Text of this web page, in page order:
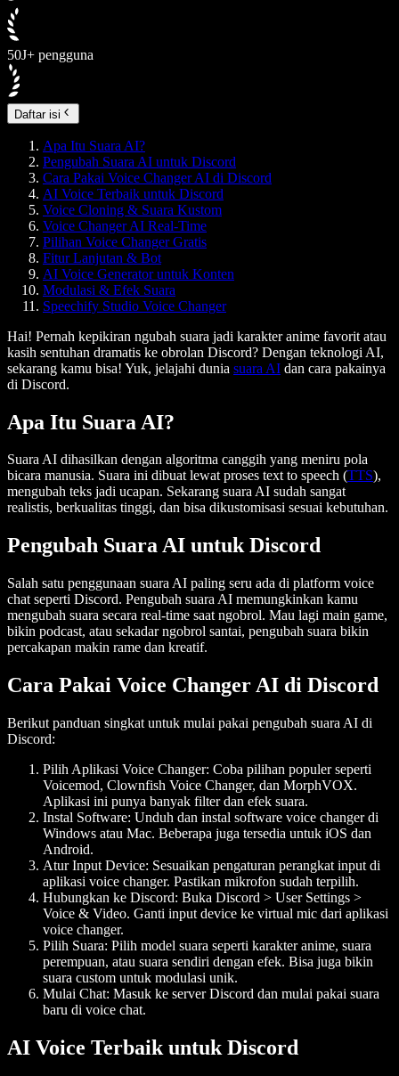
50J+ pengguna
Daftar isi
Apa Itu Suara AI?
Pengubah Suara AI untuk Discord
Cara Pakai Voice Changer AI di Discord
AI Voice Terbaik untuk Discord
Voice Cloning & Suara Kustom
Voice Changer AI Real-Time
Pilihan Voice Changer Gratis
Fitur Lanjutan & Bot
AI Voice Generator untuk Konten
Modulasi & Efek Suara
Speechify Studio Voice Changer
Hai! Pernah kepikiran ngubah suara jadi karakter anime favorit atau
kasih sentuhan dramatis ke obrolan Discord? Dengan teknologi AI,
sekarang kamu bisa! Yuk, jelajahi dunia suara AI dan cara pakainya
di Discord.
Apa Itu Suara AI?
Suara AI dihasilkan dengan algoritma canggih yang meniru pola
bicara manusia. Suara ini dibuat lewat proses text to speech (TTS),
mengubah teks jadi ucapan. Sekarang suara AI sudah sangat
realistis, berkualitas tinggi, dan bisa dikustomisasi sesuai kebutuhan.
Pengubah Suara AI untuk Discord
Salah satu penggunaan suara AI paling seru ada di platform voice
chat seperti Discord. Pengubah suara AI memungkinkan kamu
mengubah suara secara real-time saat ngobrol. Mau lagi main game,
bikin podcast, atau sekadar ngobrol santai, pengubah suara bikin
percakapan makin rame dan kreatif.
Cara Pakai Voice Changer AI di Discord
Berikut panduan singkat untuk mulai pakai pengubah suara AI di
Discord:
Pilih Aplikasi Voice Changer: Coba pilihan populer seperti
Voicemod, Clownfish Voice Changer, dan MorphVOX.
Aplikasi ini punya banyak filter dan efek suara.
Instal Software: Unduh dan instal software voice changer di
Windows atau Mac. Beberapa juga tersedia untuk iOS dan
Android.
Atur Input Device: Sesuaikan pengaturan perangkat input di
aplikasi voice changer. Pastikan mikrofon sudah terpilih.
Hubungkan ke Discord: Buka Discord > User Settings >
Voice & Video. Ganti input device ke virtual mic dari aplikasi
voice changer.
Pilih Suara: Pilih model suara seperti karakter anime, suara
perempuan, atau suara sendiri dengan efek. Bisa juga bikin
suara custom untuk modulasi unik.
Mulai Chat: Masuk ke server Discord dan mulai pakai suara
baru di voice chat.
AI Voice Terbaik untuk Discord